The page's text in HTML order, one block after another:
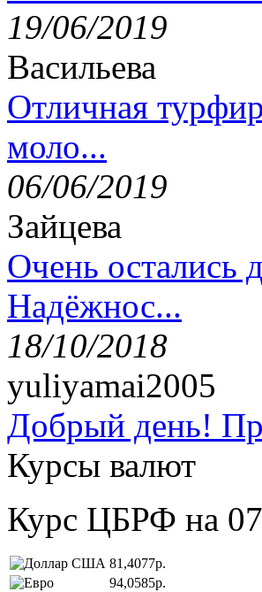
19/06/2019
Васильева
Отличная
моло...
06/06/2019
Зайцева
Очень остались
Надёжнос...
18/10/2018
yuliyamai2005
Добрый день!
Курсы валют
Курс ЦБРФ на
81,4077р.
94,0585р.